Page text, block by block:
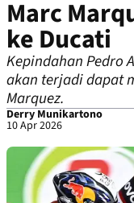
Marc
ke Ducati
Kepindahan Pedro
akan terjadi dapat
Marquez.
Derry Munikartono
10 Apr 2026